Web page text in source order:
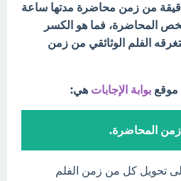
استغرق المحاضر 12 دقيقة من زمن محاضرة مدتها ساعة
المحاضرة، فما هو الكسر
الفلم الوثائقي من زمن
موقع بوابة الإجابات هي:
تحويل كل من زمن الفلم